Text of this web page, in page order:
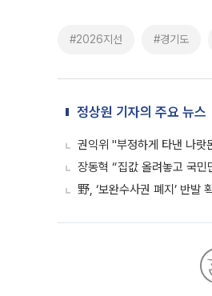
#2026지선 #경기도
정상원 기자의 주요 뉴스
권익위 "부정하게 타낸 나
장동혁 “집값 올려놓고 국
野, ‘보완수사권 폐지’ 반발